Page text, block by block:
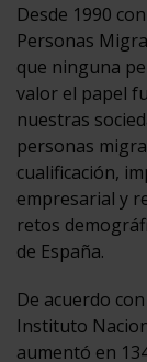
Desde 1990
Personas
que ninguna
valor el papel
nuestras
personas
cualificación,
empresarial y
retos
de España.
De acuerdo
Instituto
aumentó en